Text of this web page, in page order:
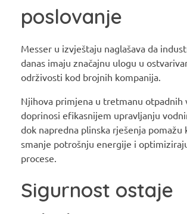
poslovanje
Messer u izvještaju naglašava da
danas imaju značajnu ulogu u
održivosti kod brojnih kompanija.
Njihova primjena u tretmanu otpadnih
doprinosi efikasnijem upravljanju
dok napredna plinska rješenja pomažu
smanje potrošnju energije i
procese.
Sigurnost ostaje